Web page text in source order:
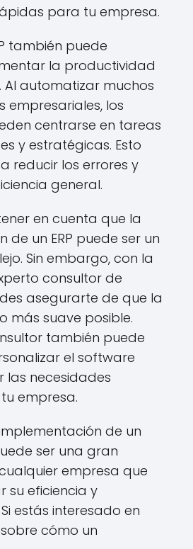
para tu empresa.
también puede
la productividad
Al automatizar muchos
empresariales, los
centrarse en tareas
y estratégicas. Esto
reducir los errores y
general.
en cuenta que la
de un ERP puede ser un
Sin embargo, con la
consultor de
asegurarte de que la
más suave posible.
también puede
el software
las necesidades
empresa.
de un
ser una gran
empresa que
su eficiencia y
estás interesado en
cómo un